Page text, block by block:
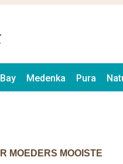
Medenka Pura
MOEDERS MOOISTE